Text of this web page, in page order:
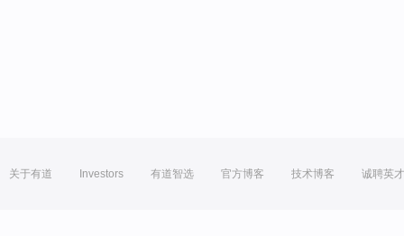
关于有道 Investors 有道智选 官方博客 技术博客 诚聘英才